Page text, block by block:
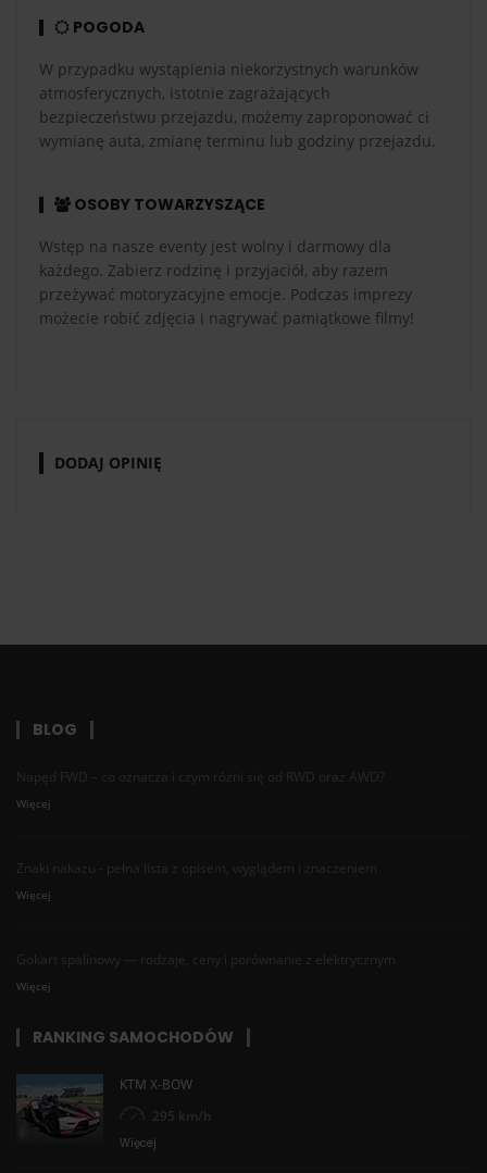
POGODA
W przypadku wystąpienia niekorzystnych warunków
atmosferycznych, istotnie zagrażających
bezpieczeństwu przejazdu, możemy zaproponować ci
wymianę auta, zmianę terminu lub godziny przejazdu.
OSOBY TOWARZYSZĄCE
Wstęp na nasze eventy jest wolny i darmowy dla
każdego. Zabierz rodzinę i przyjaciół, aby razem
przeżywać motoryzacyjne emocje. Podczas imprezy
możecie robić zdjęcia i nagrywać pamiątkowe filmy!
DODAJ OPINIĘ
BLOG
Napęd FWD – co oznacza i czym różni się od RWD oraz AWD?
Więcej
Znaki nakazu - pełna lista z opisem, wyglądem i znaczeniem
Więcej
Gokart spalinowy — rodzaje, ceny i porównanie z elektrycznym
Więcej
RANKING SAMOCHODÓW
KTM X-BOW
295 km/h
Więcej